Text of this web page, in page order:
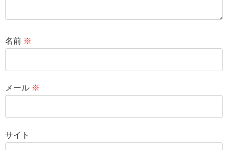
名前 ※
メール ※
サイト